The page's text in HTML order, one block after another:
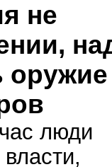
не
оружие
люди